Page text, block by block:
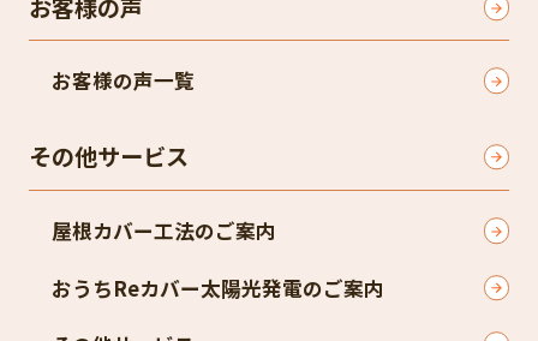
お客様の声一覧
その他サービス
屋根カバー工法のご案内
おうちReカバー太陽光発電のご案内